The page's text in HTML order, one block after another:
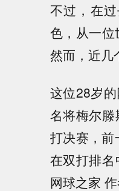
不过，在
色，从一位
然而，近几
这位28岁
名将梅尔
打决赛，
在双打排
网球之家 作